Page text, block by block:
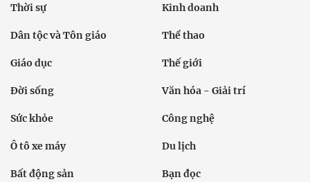
Thời sự Kinh doanh
Dân tộc và Tôn giáo Thể thao
Giáo dục Thế giới
Đời sống Văn hóa - Giải trí
Sức khỏe Công nghệ
Ô tô xe máy Du lịch
Bất động sản Bạn đọc